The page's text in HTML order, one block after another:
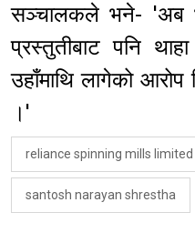
सञ्चालकले भने- 'अब
प्रस्तुतीबाट पनि
उहाँमाथि लागेको आरोप
।'
reliance spinning mills limited
santosh narayan shrestha